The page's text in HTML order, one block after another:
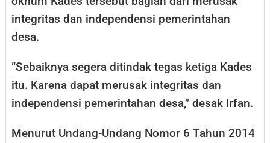
integritas dan independensi pemerintahan
desa.
“Sebaiknya segera ditindak tegas ketiga Kades
itu. Karena dapat merusak integritas dan
independensi pemerintahan desa,” desak Irfan.
Menurut Undang-Undang Nomor 6 Tahun 2014